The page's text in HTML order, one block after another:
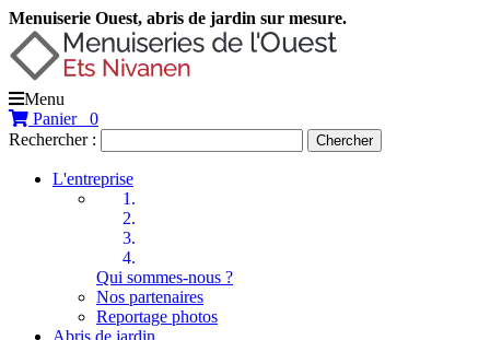
Menuiserie Ouest, abris de jardin sur mesure.
Menu
Panier
0
Rechercher :
Chercher
L'entreprise
Qui sommes-nous ?
Nos partenaires
Reportage photos
Abris de jardin